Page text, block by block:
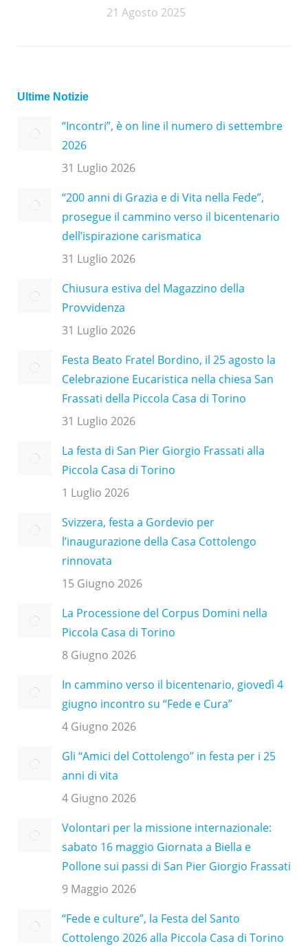
21 Agosto 2025
Ultime Notizie
“Incontri”, è on line il numero di settembre
2026
31 Luglio 2026
“200 anni di Grazia e di Vita nella Fede”,
prosegue il cammino verso il bicentenario
dell’ispirazione carismatica
31 Luglio 2026
Chiusura estiva del Magazzino della
Provvidenza
31 Luglio 2026
Festa Beato Fratel Bordino, il 25 agosto la
Celebrazione Eucaristica nella chiesa San
Frassati della Piccola Casa di Torino
31 Luglio 2026
La festa di San Pier Giorgio Frassati alla
Piccola Casa di Torino
1 Luglio 2026
Svizzera, festa a Gordevio per
l’inaugurazione della Casa Cottolengo
rinnovata
15 Giugno 2026
La Processione del Corpus Domini nella
Piccola Casa di Torino
8 Giugno 2026
In cammino verso il bicentenario, giovedì 4
giugno incontro su “Fede e Cura”
4 Giugno 2026
Gli “Amici del Cottolengo” in festa per i 25
anni di vita
4 Giugno 2026
Volontari per la missione internazionale:
sabato 16 maggio Giornata a Biella e
Pollone sui passi di San Pier Giorgio Frassati
9 Maggio 2026
“Fede e culture”, la Festa del Santo
Cottolengo 2026 alla Piccola Casa di Torino